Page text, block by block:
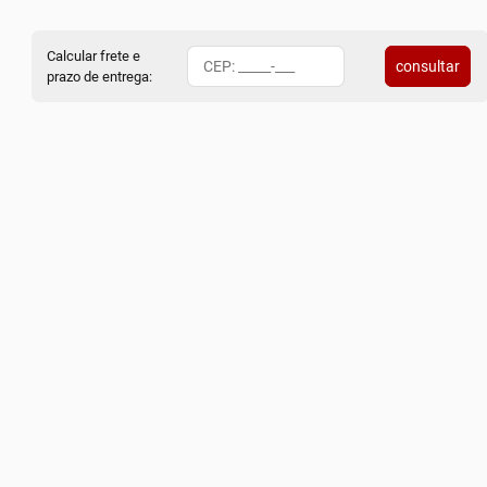
Calcular frete e
prazo de entrega:
consultar